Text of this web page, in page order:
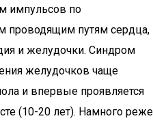
импульсов по
проводящим путям сердца,
и желудочки. Синдром
желудочков чаще
и впервые проявляется
(10-20 лет). Намного реже